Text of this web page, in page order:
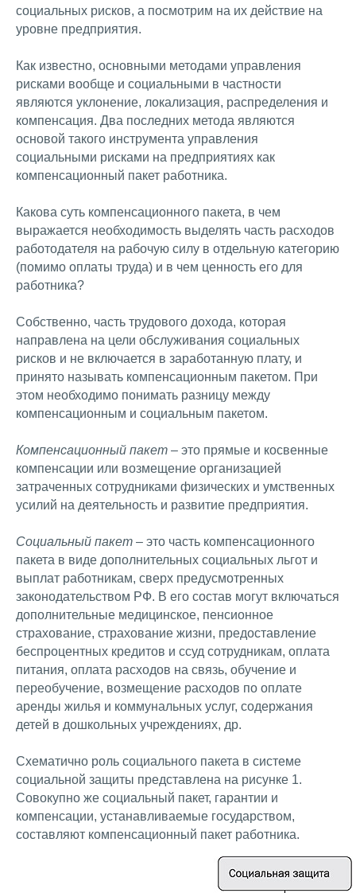
социальных рисков, а посмотрим на их действие на
уровне предприятия.
Как известно, основными методами управления
рисками вообще и социальными в частности
являются уклонение, локализация, распределения и
компенсация. Два последних метода являются
основой такого инструмента управления
социальными рисками на предприятиях как
компенсационный пакет работника.
Какова суть компенсационного пакета, в чем
выражается необходимость выделять часть расходов
работодателя на рабочую силу в отдельную категорию
(помимо оплаты труда) и в чем ценность его для
работника?
Собственно, часть трудового дохода, которая
направлена на цели обслуживания социальных
рисков и не включается в заработанную плату, и
принято называть компенсационным пакетом. При
этом необходимо понимать разницу между
компенсационным и социальным пакетом.
Компенсационный пакет – это прямые и косвенные
компенсации или возмещение организацией
затраченных сотрудниками физических и умственных
усилий на деятельность и развитие предприятия.
Социальный пакет – это часть компенсационного
пакета в виде дополнительных социальных льгот и
выплат работникам, сверх предусмотренных
законодательством РФ. В его состав могут включаться
дополнительные медицинское, пенсионное
страхование, страхование жизни, предоставление
беспроцентных кредитов и ссуд сотрудникам, оплата
питания, оплата расходов на связь, обучение и
переобучение, возмещение расходов по оплате
аренды жилья и коммунальных услуг, содержания
детей в дошкольных учреждениях, др.
Схематично роль социального пакета в системе
социальной защиты представлена на рисунке 1.
Совокупно же социальный пакет, гарантии и
компенсации, устанавливаемые государством,
составляют компенсационный пакет работника.